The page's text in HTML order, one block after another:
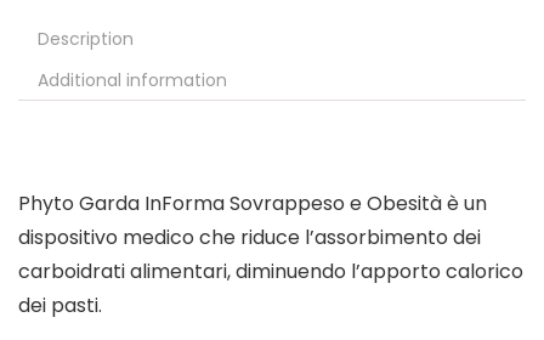
Description
Additional information
Phyto Garda InForma Sovrappeso e Obesità è un
dispositivo medico che riduce l’assorbimento dei
carboidrati alimentari, diminuendo l’apporto calorico
dei pasti.